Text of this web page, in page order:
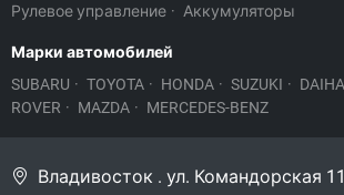
Рулевое управление · Аккумуляторы
Марки автомобилей
SUBARU · TOYOTA · HONDA · SUZUKI ·
ROVER · MAZDA · MERCEDES-BENZ
Владивосток . ул. Командорская